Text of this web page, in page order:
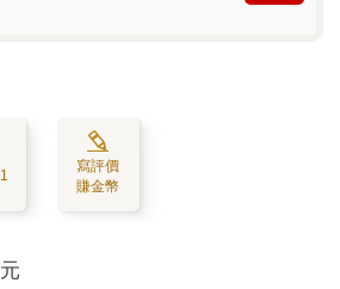
寫評價
賺金幣
元